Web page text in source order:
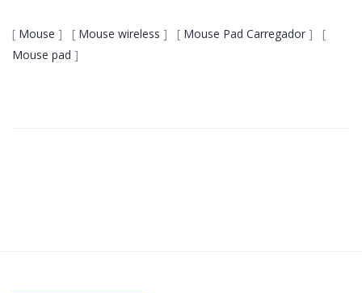
[ Mouse ] [ Mouse wireless ] [ Mouse Pad Carregador ] [
Mouse pad ]